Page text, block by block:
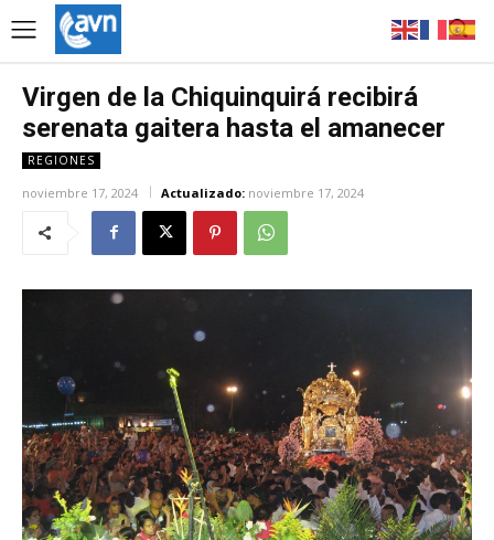
Virgen de la Chiquinquirá recibirá
serenata gaitera hasta el amanecer
REGIONES
noviembre 17, 2024 Actualizado: noviembre 17, 2024